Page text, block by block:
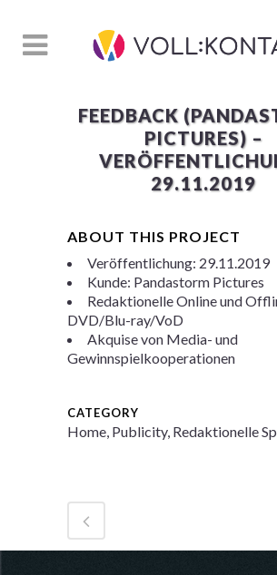
FEEDBACK
PICTURES) –
29.11.2019
ABOUT THIS PROJECT
Veröffentlichung: 29.11.2019
Kunde: Pandastorm Pictures
Redaktionelle Online und
DVD/Blu-ray/VoD
Akquise von Media- und
Gewinnspielkooperationen
CATEGORY
Home, Publicity, Redaktionelle